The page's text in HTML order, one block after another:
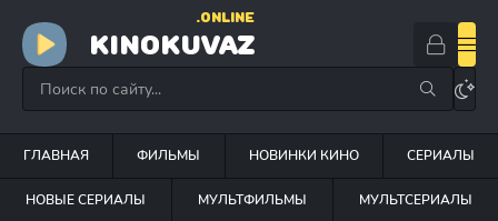
KINOKUVAZ
.ONLINE
ГЛАВНАЯ ФИЛЬМЫ НОВИНКИ КИНО СЕРИАЛЫ
НОВЫЕ СЕРИАЛЫ МУЛЬТФИЛЬМЫ МУЛЬТСЕРИАЛЫ